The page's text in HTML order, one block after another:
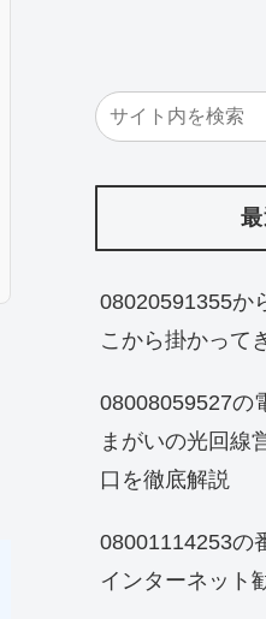
08020591355か
こから掛かって
08008059527の
まがいの光回線
口を徹底解説
08001114253の
インターネット